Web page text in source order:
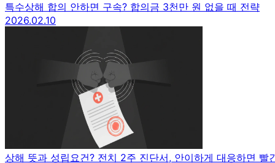
특수상해 합의 안하면 구속? 합의금 3천만 원 없을 때 전략
2026.02.10
상해 뜻과 성립요건? 전치 2주 진단서, 안이하게 대응하면 빨